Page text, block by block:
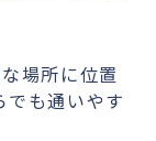
場所に位置
でも通いやす